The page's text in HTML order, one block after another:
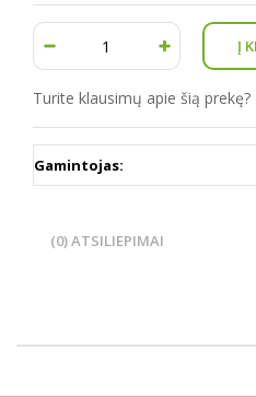
Turite klausimų apie šią prekę?
Gamintojas:
(0) ATSILIEPIMAI